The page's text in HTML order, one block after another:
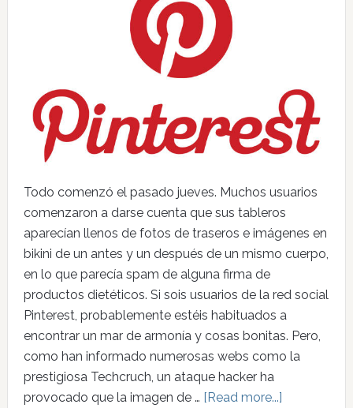
Todo comenzó el pasado jueves. Muchos usuarios
comenzaron a darse cuenta que sus tableros
aparecían llenos de fotos de traseros e imágenes en
bikini de un antes y un después de un mismo cuerpo,
en lo que parecía spam de alguna firma de
productos dietéticos. Si sois usuarios de la red social
Pinterest, probablemente estéis habituados a
encontrar un mar de armonía y cosas bonitas. Pero,
como han informado numerosas webs como la
prestigiosa Techcruch, un ataque hacker ha
provocado que la imagen de … [Read more...]